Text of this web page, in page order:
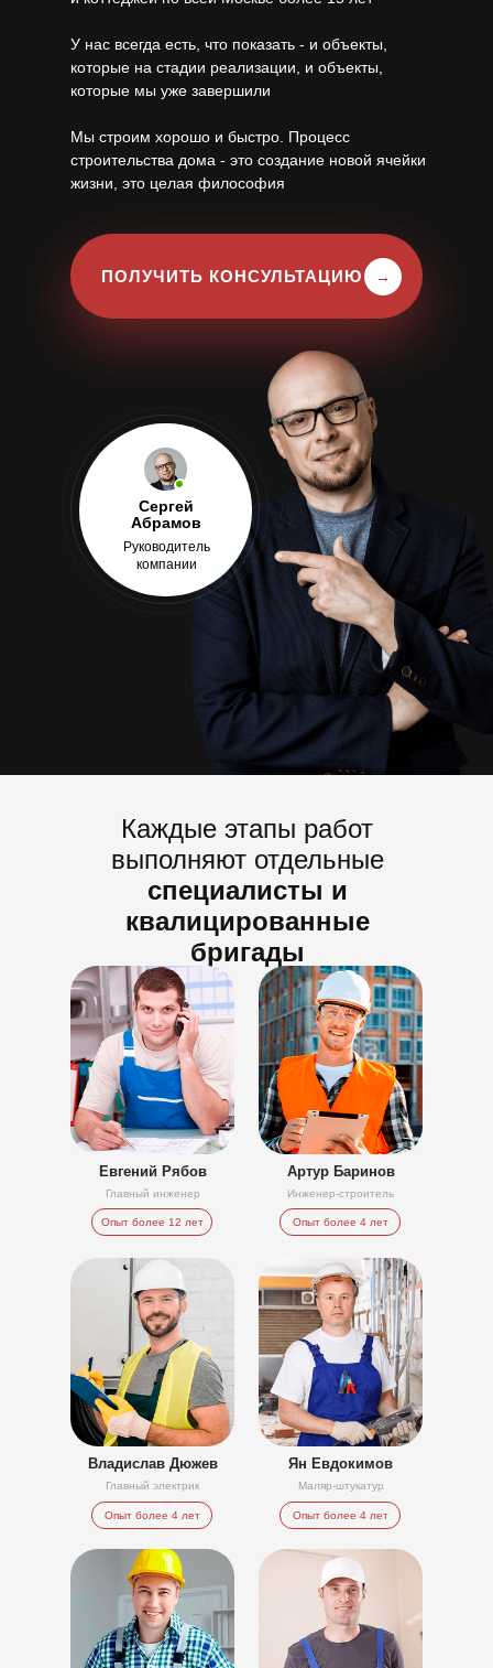
У нас всегда есть, что показать - и объекты,
которые на стадии реализации, и объекты,
которые мы уже завершили
Мы строим хорошо и быстро. Процесс
строительства дома - это создание новой ячейки
жизни, это целая философия
ПОЛУЧИТЬ КОНСУЛЬТАЦИЮ →
Сергей
Абрамов
Руководитель
компании
Каждые этапы работ
выполняют отдельные
специалисты и
квалицированные
бригады
Евгений Рябов
Главный инженер
Опыт более 12 лет
Артур Баринов
Инженер-строитель
Опыт более 4 лет
Владислав Дюжев
Главный электрик
Опыт более 4 лет
Ян Евдокимов
Маляр-штукатур
Опыт более 4 лет